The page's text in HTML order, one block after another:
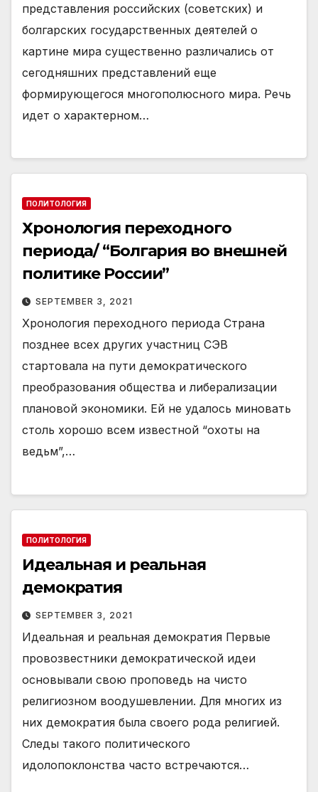
представления российских (советских) и
болгарских государственных деятелей о
картине мира существенно различались от
сегодняшних представлений еще
формирующегося многополюсного мира. Речь
идет о характерном…
ПОЛИТОЛОГИЯ
Хронология переходного
периода/ “Болгария во внешней
политике России”
SEPTEMBER 3, 2021
Хронология переходного периода Страна
позднее всех других участниц СЭВ
стартовала на пути демократического
преобразования общества и либерализации
плановой экономики. Ей не удалось миновать
столь хорошо всем известной “охоты на
ведьм”,…
ПОЛИТОЛОГИЯ
Идеальная и реальная
демократия
SEPTEMBER 3, 2021
Идеальная и реальная демократия Первые
провозвестники демократической идеи
основывали свою проповедь на чисто
религиозном воодушевлении. Для многих из
них демократия была своего рода религией.
Следы такого политического
идолопоклонства часто встречаются…